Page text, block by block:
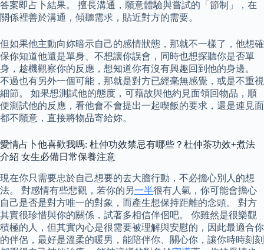
答案即占卜結果。 擅長溝通，願意體驗與嘗試的「節制」，在
關係裡善於溝通，傾聽需求，貼近對方的需要。
但如果他主動向妳暗示自己的感情狀態，那就不一樣了，他想確
保你知道他還是單身、不想讓你誤會，同時也想探聽你是否單
身，趁機觀察你的反應，想知道你有沒有興趣回到他的身邊。
不過也有另外一個可能，那就是對方已經毫無感覺，或是不重視
細節。 如果想測試他的態度，可藉故與他約見面領回物品，順
便測試他的反應，看他會不會提出一起喫飯的要求，還是連見面
都不願意，直接將物品寄給妳。
愛情占卜他喜歡我嗎: 杜仲功效禁忌有哪些？杜仲茶功效+煮法
介紹 女生必備日常保養注意
現在你只需要忠於自己想要的去大膽行動，不必擔心別人的想
法。 對感情有些悲觀，若你的另一半很有人氣，你可能會擔心
自己是否是對方唯一的對象，而產生想保持距離的念頭。 對方
其實很珍惜與你的關係，試著多相信伴侶吧。 你雖然是很樂觀
積極的人，但其實內心是很需要被理解與安慰的，因此最適合你
的伴侶，最好是溫柔的暖男，能陪伴你、關心你，讓你時時刻刻